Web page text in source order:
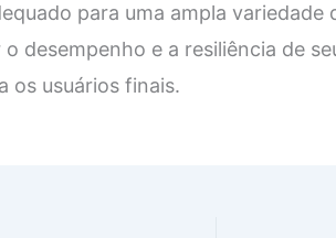
para uma ampla variedade
desempenho e a resiliência de
os usuários finais.